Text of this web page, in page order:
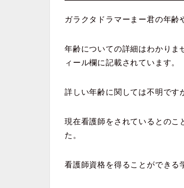
ガラクタドラマーまー君の年齢
年齢についての詳細はわかりま
ィール欄に記載されています。
詳しい年齢に関しては不明です
現在看護師をされているとのこ
た。
看護師資格を得ることができる